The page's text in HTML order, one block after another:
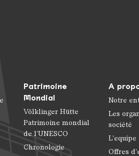
Patrimoine
Mondial
Völklinger Hütte
Patrimoine mondial
de l'UNESCO
Chronologie
A
Notre
Les
société
L'equipe
Offres